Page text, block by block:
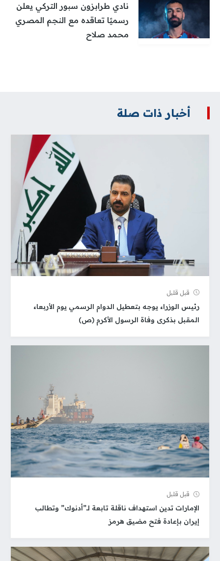
نادي طرابزون سبور التركي يعلن
رسميًا تعاقده مع النجم المصري
محمد صلاح
أخبار ذات صلة
قبل قلیل
رئيس الوزراء يوجه بتعطيل الدوام الرسمي يوم الأربعاء
المقبل بذكرى وفاة الرسول الأكرم (ص)
قبل قلیل
الإمارات تدين استهداف ناقلة تابعة لـ”أدنوك” وتطالب
إيران بإعادة فتح مضيق هرمز